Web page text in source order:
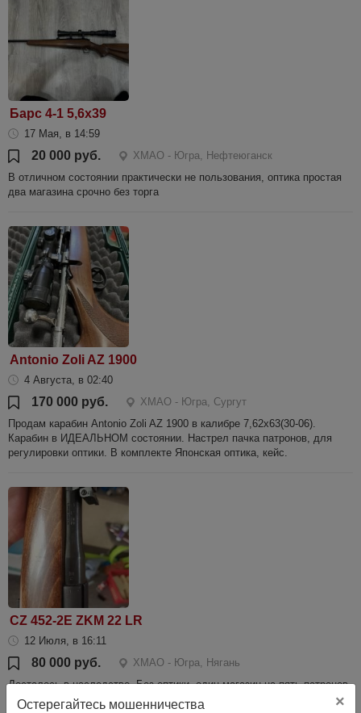
Барс 4-1 5,6х39
17 Мая, в 14:59
20 000 руб.
ХМАО - Югра, Нефтеюганск
В отличном состоянии практически не пользования, оптика простая
два магазина срочно без торга
Antonio Zoli AZ 1900
4 Августа, в 02:40
170 000 руб.
ХМАО - Югра, Сургут
Продам карабин Antonio Zoli AZ 1900 в калибре 7,62х63(30-06).
Карабин в ИДЕАЛЬНОМ состоянии. Настрел пачка патронов, для
регулировки оптики. В комплекте Японская оптика, кейс.
CZ 452-2E ZKM 22 LR
12 Июля, в 16:11
80 000 руб.
ХМАО - Югра, Нягань
Досталось в наследство. Без оптики, один магазин на пять патронов.
Состояние хорошее имеется на стволе повреждение воронения.
Остерегайтесь мошенничества ×